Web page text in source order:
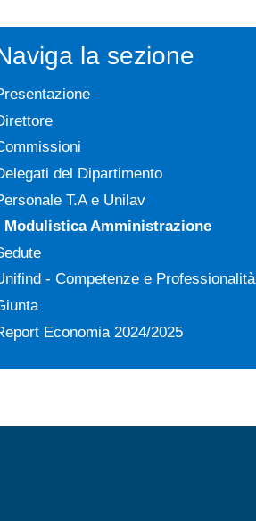
la sezione
del Dipartimento
T.A e Unilav
Modulistica Amministrazione
- Competenze e Professionalità
Economia 2024/2025